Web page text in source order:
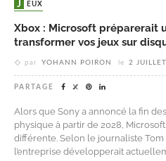
JEUX
Xbox : Microsoft préparerait
transformer vos jeux sur
par YOHANN POIRON le 2
PARTAGE
Alors que Sony a annoncé la fin
physique à partir de 2028,
différente. Selon le journaliste
l’entreprise développerait